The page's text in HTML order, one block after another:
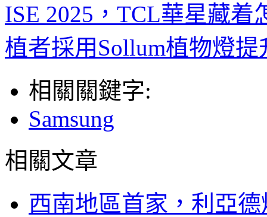
ISE 2025，TCL華星藏着
植者採用Sollum植物燈
相關關鍵字:
Samsung
相關文章
西南地區首家，利亞